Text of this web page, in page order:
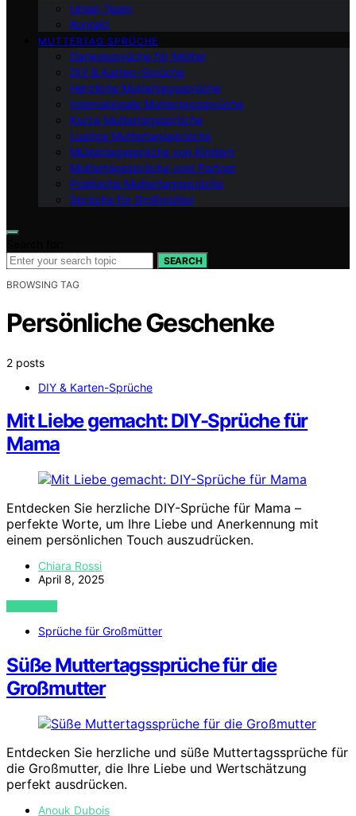
Unser Team
Kontakt
MUTTERTAG SPRÜCHE
Dankessprüche für Mütter
DIY & Karten-Sprüche
Herzliche Muttertagssprüche
Internationale Muttertagssprüche
Kurze Muttertagssprüche
Lustige Muttertagssprüche
Muttertagssprüche von Kindern
Muttertagssprüche vom Partner
Poetische Muttertagssprüche
Sprüche für Großmütter
SEARCH
BROWSING TAG
Persönliche Geschenke
2 posts
DIY & Karten-Sprüche
Mit Liebe gemacht: DIY-Sprüche für
Mama
Entdecken Sie herzliche DIY-Sprüche für Mama –
perfekte Worte, um Ihre Liebe und Anerkennung mit
einem persönlichen Touch auszudrücken.
Chiara Rossi
April 8, 2025
VIEW POST
Sprüche für Großmütter
Süße Muttertagssprüche für die
Großmutter
Entdecken Sie herzliche und süße Muttertagssprüche für
die Großmutter, die Ihre Liebe und Wertschätzung
perfekt ausdrücken.
Anouk Dubois